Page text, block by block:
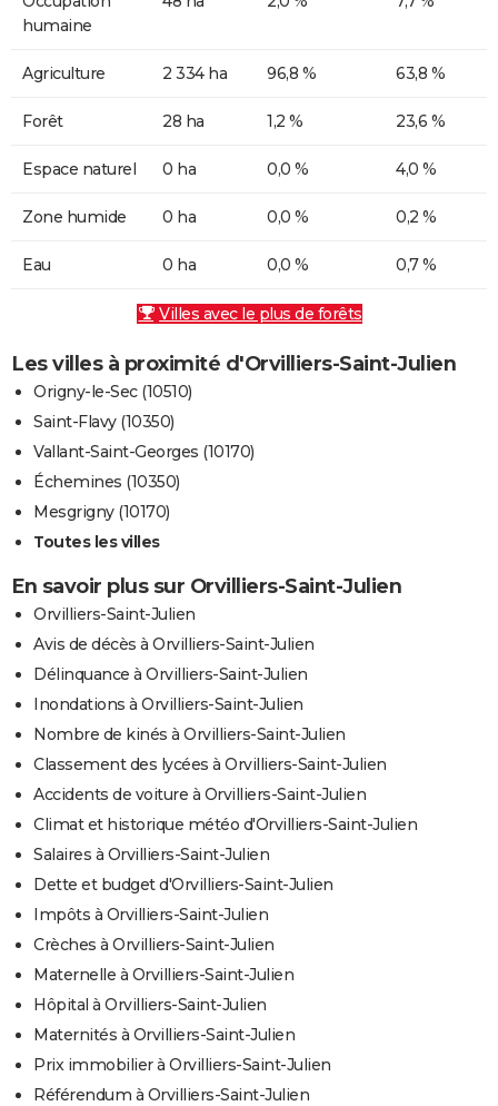
humaine
Agriculture 2 334 ha 96,8 % 63,8 %
Forêt 28 ha 1,2 % 23,6 %
Espace naturel 0 ha 0,0 % 4,0 %
Zone humide 0 ha 0,0 % 0,2 %
Eau 0 ha 0,0 % 0,7 %
Villes avec le plus de forêts
Les villes à proximité d'Orvilliers-Saint-Julien
Origny-le-Sec (10510)
Saint-Flavy (10350)
Vallant-Saint-Georges (10170)
Échemines (10350)
Mesgrigny (10170)
Toutes les villes
En savoir plus sur Orvilliers-Saint-Julien
Orvilliers-Saint-Julien
Avis de décès à Orvilliers-Saint-Julien
Délinquance à Orvilliers-Saint-Julien
Inondations à Orvilliers-Saint-Julien
Nombre de kinés à Orvilliers-Saint-Julien
Classement des lycées à Orvilliers-Saint-Julien
Accidents de voiture à Orvilliers-Saint-Julien
Climat et historique météo d'Orvilliers-Saint-Julien
Salaires à Orvilliers-Saint-Julien
Dette et budget d'Orvilliers-Saint-Julien
Impôts à Orvilliers-Saint-Julien
Crèches à Orvilliers-Saint-Julien
Maternelle à Orvilliers-Saint-Julien
Hôpital à Orvilliers-Saint-Julien
Maternités à Orvilliers-Saint-Julien
Prix immobilier à Orvilliers-Saint-Julien
Référendum à Orvilliers-Saint-Julien